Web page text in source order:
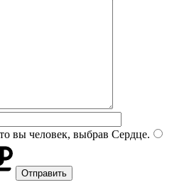
вы человек, выбрав Сердце.